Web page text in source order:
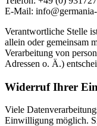
E-Mail:
Verantwortliche Stelle
allein oder gemeinsam
Verarbeitung von
Adressen o. Ä.)
Widerruf Ihrer
Viele
Einwilligung möglich.